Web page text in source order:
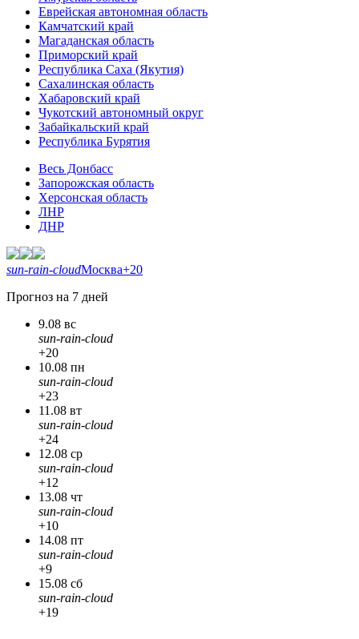
Еврейская автономная область
Камчатский край
Магаданская область
Приморский край
Республика Саха (Якутия)
Сахалинская область
Хабаровский край
Чукотский автономный округ
Забайкальский край
Республика Бурятия
Весь Донбасс
Запорожская область
Херсонская область
ЛНР
ДНР
sun-rain-cloudМосква+20
Прогноз на 7 дней
9.08 вс
sun-rain-cloud
+20
10.08 пн
sun-rain-cloud
+23
11.08 вт
sun-rain-cloud
+24
12.08 ср
sun-rain-cloud
+12
13.08 чт
sun-rain-cloud
+10
14.08 пт
sun-rain-cloud
+9
15.08 сб
sun-rain-cloud
+19